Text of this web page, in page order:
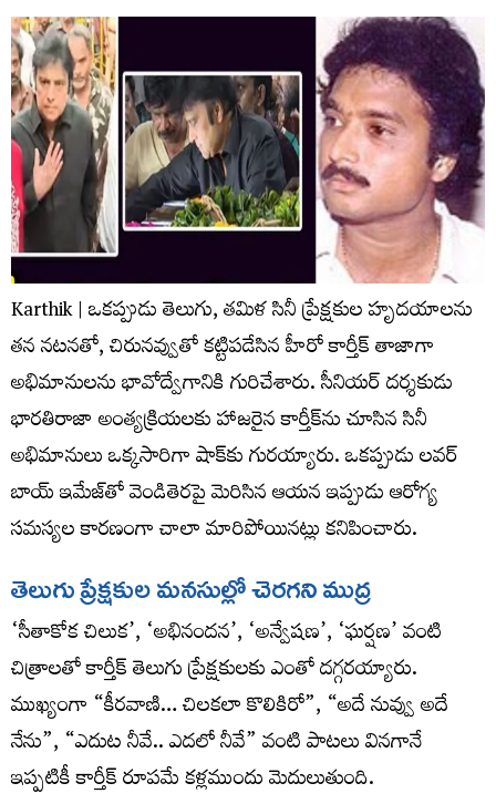
Karthik | ఒకప్పుడు తెలుగు, తమిళ సినీ ప్రేక్షకుల హృదయాలను
తన నటనతో, చిరునవ్వుతో కట్టిపడేసిన హీరో కార్తీక్ తాజాగా
అభిమానులను భావోద్వేగానికి గురిచేశారు. సీనియర్ దర్శకుడు
భారతిరాజా అంత్యక్రియలకు హాజరైన కార్తీక్‌ను చూసిన సినీ
అభిమానులు ఒక్కసారిగా షాక్‌కు గురయ్యారు. ఒకప్పుడు లవర్
బాయ్ ఇమేజ్‌తో వెండితెరపై మెరిసిన ఆయన ఇప్పుడు ఆరోగ్య
సమస్యల కారణంగా చాలా మారిపోయినట్లు కనిపించారు.
తెలుగు ప్రేక్షకుల మనసుల్లో చెరగని ముద్ర
‘సీతాకోక చిలుక’, ‘అభినందన’, ‘అన్వేషణ’, ‘ఘర్షణ’ వంటి
చిత్రాలతో కార్తీక్ తెలుగు ప్రేక్షకులకు ఎంతో దగ్గరయ్యారు.
ముఖ్యంగా “కీరవాణి… చిలకలా కొలికిరో”, “అదే నువ్వు అదే
నేను”, “ఎదుట నీవే.. ఎదలో నీవే” వంటి పాటలు వినగానే
ఇప్పటికీ కార్తీక్ రూపమే కళ్లముందు మెదులుతుంది.